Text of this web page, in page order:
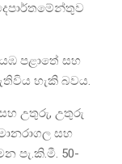
පළාතේ සහ
හැකි බවය.
සහ උතුරු, උතුරු
සහ
පැ.කි.මී. 50-